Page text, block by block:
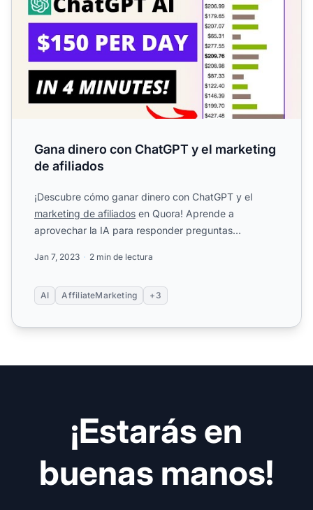
Gana dinero con ChatGPT y el marketing
de afiliados
¡Descubre cómo ganar dinero con ChatGPT y el
marketing de afiliados en Quora! Aprende a
aprovechar la IA para responder preguntas
Jan 7, 2023 2 min de lectura
AI AffiliateMarketing +3
¡Estarás en
buenas manos!